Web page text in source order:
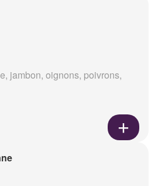
jambon, oignons, poivrons,